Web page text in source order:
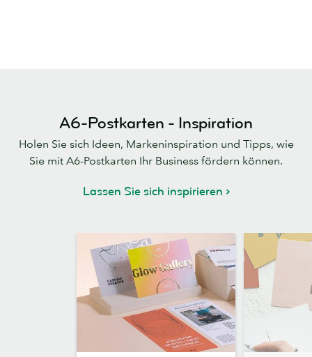
A6-Postkarten - Inspiration
Holen Sie sich Ideen, Markeninspiration und Tipps, wie
Sie mit A6-Postkarten Ihr Business fördern können.
Lassen Sie sich inspirieren